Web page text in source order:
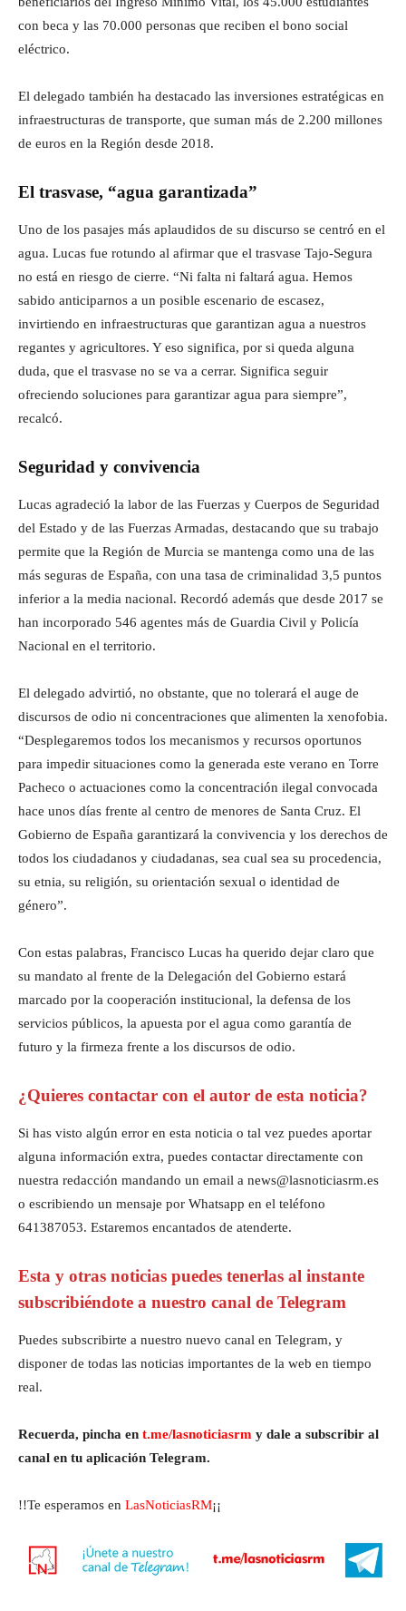
con beca y las 70.000 personas que reciben el bono social
eléctrico.
El delegado también ha destacado las inversiones estratégicas en
infraestructuras de transporte, que suman más de 2.200 millones
de euros en la Región desde 2018.
El trasvase, “agua garantizada”
Uno de los pasajes más aplaudidos de su discurso se centró en el
agua. Lucas fue rotundo al afirmar que el trasvase Tajo-Segura
no está en riesgo de cierre. “Ni falta ni faltará agua. Hemos
sabido anticiparnos a un posible escenario de escasez,
invirtiendo en infraestructuras que garantizan agua a nuestros
regantes y agricultores. Y eso significa, por si queda alguna
duda, que el trasvase no se va a cerrar. Significa seguir
ofreciendo soluciones para garantizar agua para siempre”,
recalcó.
Seguridad y convivencia
Lucas agradeció la labor de las Fuerzas y Cuerpos de Seguridad
del Estado y de las Fuerzas Armadas, destacando que su trabajo
permite que la Región de Murcia se mantenga como una de las
más seguras de España, con una tasa de criminalidad 3,5 puntos
inferior a la media nacional. Recordó además que desde 2017 se
han incorporado 546 agentes más de Guardia Civil y Policía
Nacional en el territorio.
El delegado advirtió, no obstante, que no tolerará el auge de
discursos de odio ni concentraciones que alimenten la xenofobia.
“Desplegaremos todos los mecanismos y recursos oportunos
para impedir situaciones como la generada este verano en Torre
Pacheco o actuaciones como la concentración ilegal convocada
hace unos días frente al centro de menores de Santa Cruz. El
Gobierno de España garantizará la convivencia y los derechos de
todos los ciudadanos y ciudadanas, sea cual sea su procedencia,
su etnia, su religión, su orientación sexual o identidad de
género”.
Con estas palabras, Francisco Lucas ha querido dejar claro que
su mandato al frente de la Delegación del Gobierno estará
marcado por la cooperación institucional, la defensa de los
servicios públicos, la apuesta por el agua como garantía de
futuro y la firmeza frente a los discursos de odio.
¿Quieres contactar con el autor de esta noticia?
Si has visto algún error en esta noticia o tal vez puedes aportar
alguna información extra, puedes contactar directamente con
nuestra redacción mandando un email a news@lasnoticiasrm.es
o escribiendo un mensaje por Whatsapp en el teléfono
641387053. Estaremos encantados de atenderte.
Esta y otras noticias puedes tenerlas al instante
subscribiéndote a nuestro canal de Telegram
Puedes subscribirte a nuestro nuevo canal en Telegram, y
disponer de todas las noticias importantes de la web en tiempo
real.
Recuerda, pincha en t.me/lasnoticiasrm y dale a subscribir al
canal en tu aplicación Telegram.
!!Te esperamos en LasNoticiasRM¡¡